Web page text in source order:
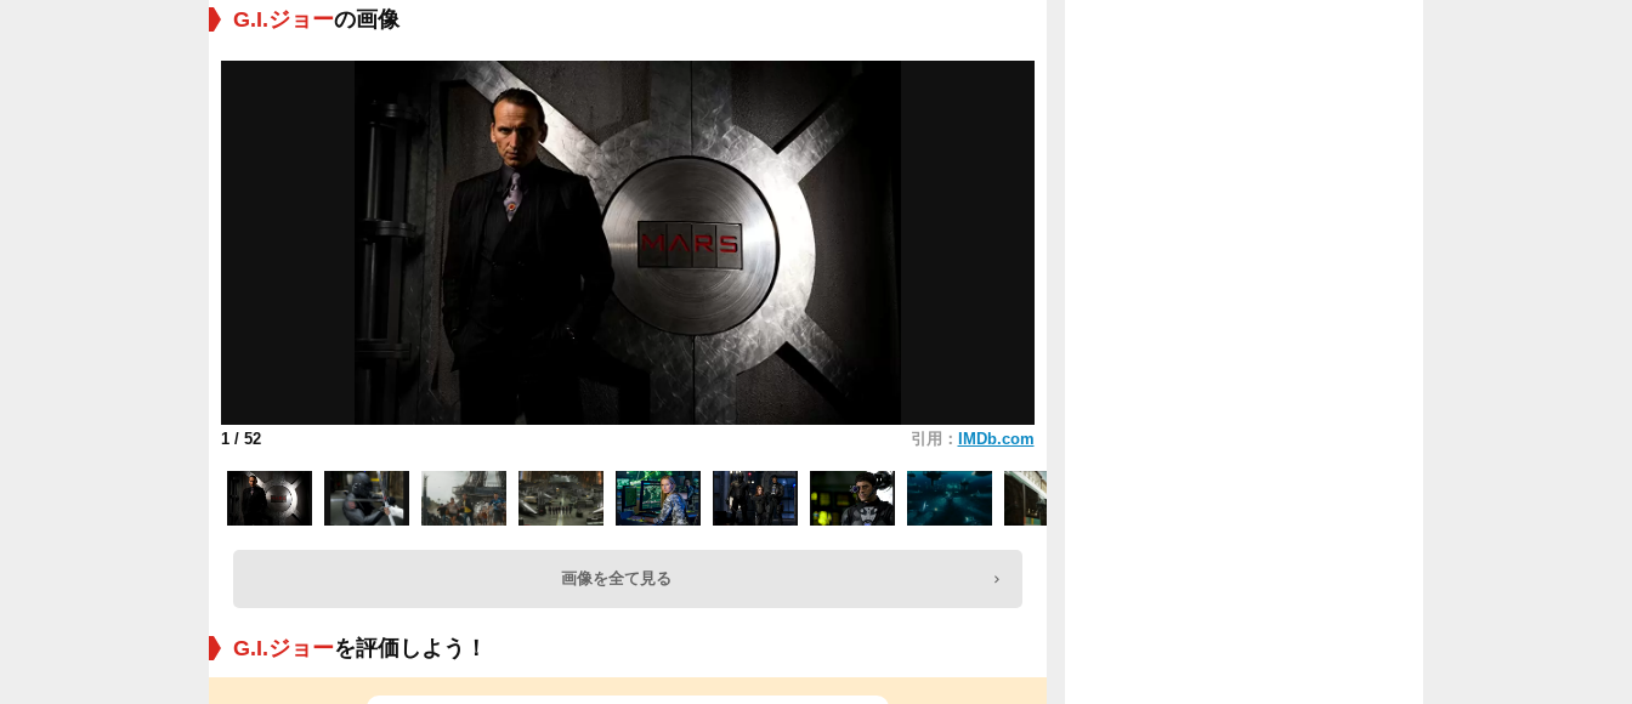
G.I.ジョーの画像
1 / 52 引用： IMDb.com
画像を全て見る
G.I.ジョーを評価しよう！